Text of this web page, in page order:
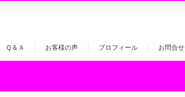
Ｑ＆Ａ お客様の声 プロフィール お問合せ